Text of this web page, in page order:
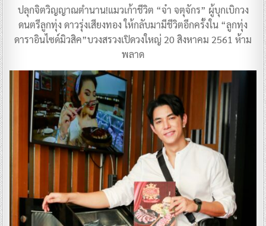
ปลุกจิตวิญญาณตำนาน!แมวเก้าชีวิต “จ๋า จตุจักร” ผู้บุกเบิกวง
ดนตรีลูกทุ่ง ดาวรุ่งเสียงทอง ให้กลับมามีชีวิตอีกครั้งใน “ลูกทุ่ง
ดาราอินไซด์มิวสิค”บวงสรวงเปิดวงใหญ่ 20 สิงหาคม 2561 ห้าม
พลาด